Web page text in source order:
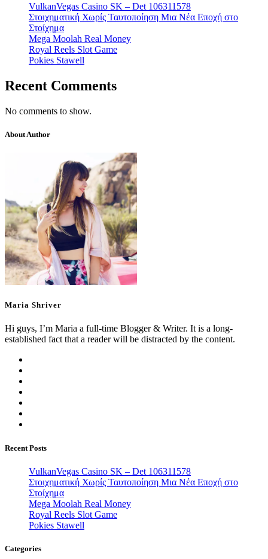
VulkanVegas Casino SK – Det 106311578
Στοιχηματική Χωρίς Ταυτοποίηση Μια Νέα Εποχή στο
Στοίχημα
Mega Moolah Real Money
Royal Reels Slot Game
Pokies Stawell
Recent Comments
No comments to show.
About Author
Maria Shriver
Hi guys, I’m Maria a full-time Blogger & Writer. It is a long-
established fact that a reader will be distracted by the content.
Recent Posts
VulkanVegas Casino SK – Det 106311578
Στοιχηματική Χωρίς Ταυτοποίηση Μια Νέα Εποχή στο
Στοίχημα
Mega Moolah Real Money
Royal Reels Slot Game
Pokies Stawell
Categories